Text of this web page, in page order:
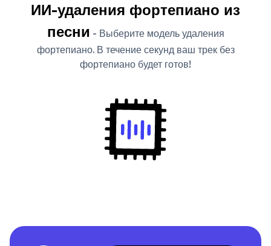
ИИ-удаления фортепиано из
песни - Выберите модель удаления
фортепиано. В течение секунд ваш трек без
фортепиано будет готов!